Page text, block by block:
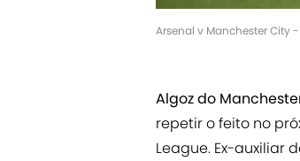
Arsenal v Manchester City
Algoz do
repetir o feito no
League. Ex-auxiliar